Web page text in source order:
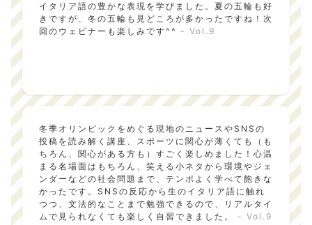
イタリア語の豊かな表現を学びました。夏の五輪も好
きですが、冬の五輪も見どころが多かったですね！次
回のウェビナーも楽しみです^^ - Vol.9
冬季オリンピックをめぐる現地のニュースやSNSの
投稿を読み解く講座、スポーツに関心が薄くても（も
ちろん、関心がある方も）すごく楽しめました！心温
まる名場面はもちろん、笑える小ネタから環境やジェ
ンダーなどの社会問題まで、テンポよく学べて飽きな
かったです。SNSの反応から生のイタリア語に触れ
つつ、文法的なことまで勉強できるので、リアルタイ
ムで見られなくても楽しく自習できました。 - Vol.9